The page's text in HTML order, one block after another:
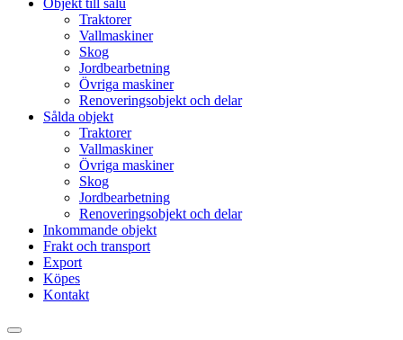
Objekt till salu
Traktorer
Vallmaskiner
Skog
Jordbearbetning
Övriga maskiner
Renoveringsobjekt och delar
Sålda objekt
Traktorer
Vallmaskiner
Övriga maskiner
Skog
Jordbearbetning
Renoveringsobjekt och delar
Inkommande objekt
Frakt och transport
Export
Köpes
Kontakt